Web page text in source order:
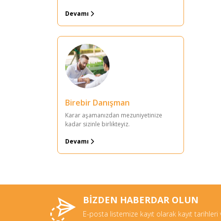
Devamı
Birebir Danışman
Karar aşamanızdan mezuniyetinize
kadar sizinle birlikteyiz.
Devamı
BİZDEN HABERDAR OLUN
E-posta listemize kayıt olarak kayıt tarihleri